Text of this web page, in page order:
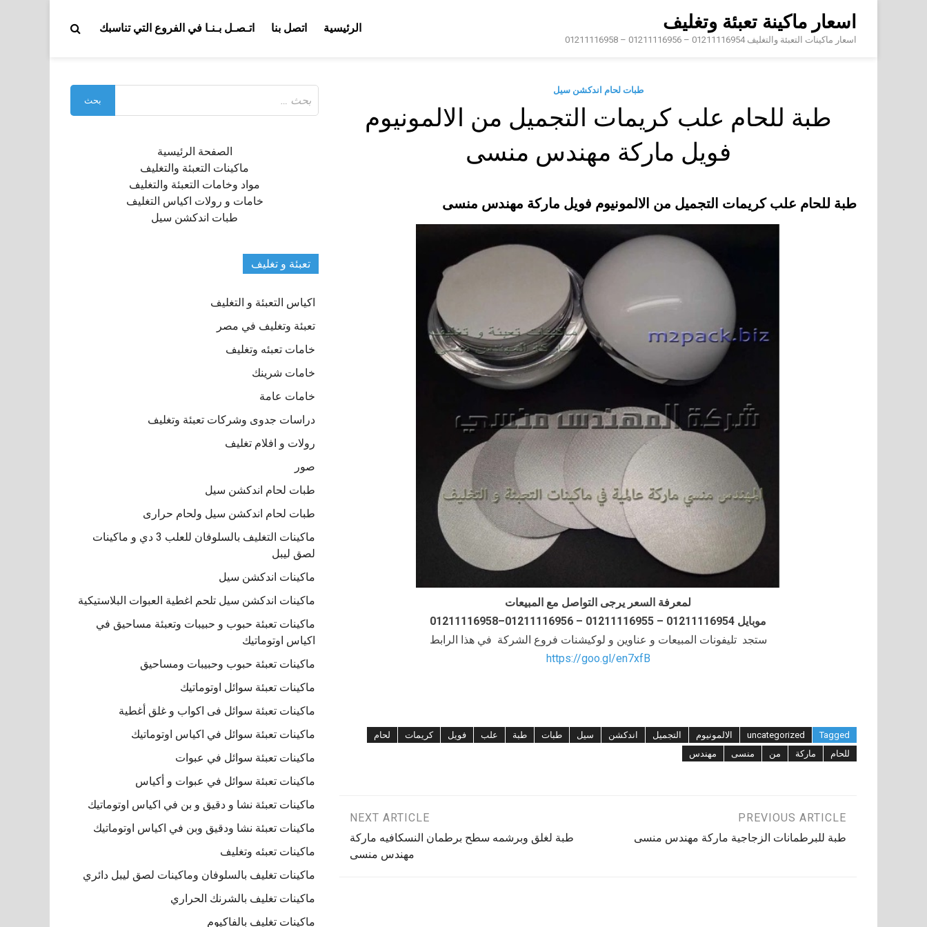
content
اسعار ماكينة تعبئة وتغليف
اسعار ماكينات التعبئة والتغليف 01211116954 – 01211116956 – 01211116958
الرئيسية اتصل بنا اتـصـل بـنـا في الفروع التي تناسبك
طبات لحام اندكشن سيل
طبة للحام علب كريمات التجميل من الالمونيوم
فويل ماركة مهندس منسى
طبة للحام علب كريمات التجميل من الالمونيوم فويل ماركة مهندس منسى
لمعرفة السعر يرجى التواصل مع المبيعات
موبايل 01211116954 – 01211116955 – 01211116956–01211116958
ستجد تليفونات المبيعات و عناوين و لوكيشنات فروع الشركة في هذا الرابط
https://goo.gl/en7xfB
Tagged
uncategorized الالمونيوم التجميل اندكشن سيل طبات طبة علب فويل كريمات
لحام
للحام
ماركة من منسى مهندس
تصفّح
PREVIOUS ARTICLE
طبة للبرطمانات الزجاجية ماركة مهندس منسى
NEXT ARTICLE
طبة لغلق وبرشمه سطح برطمان النسكافيه ماركة
مهندس منسى
عن:
الصفحة الرئيسية
ماكينات التعبئة والتغليف
مواد وخامات التعبئة والتغليف
خامات و رولات اكياس التغليف
طبات اندكشن سيل
تعبئة و تغليف
اكياس التعبئة و التغليف
تعبئة وتغليف في مصر
خامات تعبئه وتغليف
خامات شرينك
خامات عامة
دراسات جدوى وشركات تعبئة وتغليف
رولات و افلام تغليف
صور
طبات لحام اندكشن سيل
طبات لحام اندكشن سيل ولحام حرارى
ماكينات التغليف بالسلوفان للعلب 3 دي و ماكينات
لصق ليبل
ماكينات اندكشن سيل
ماكينات اندكشن سيل تلحم اغطية العبوات البلاستيكية
ماكينات تعبئة حبوب و حبيبات وتعبئة مساحيق في
اكياس اوتوماتيك
ماكينات تعبئة حبوب وحبيبات ومساحيق
ماكينات تعبئة سوائل اوتوماتيك
ماكينات تعبئة سوائل فى اكواب و غلق أغطية
ماكينات تعبئة سوائل في اكياس اوتوماتيك
ماكينات تعبئة سوائل في عبوات
ماكينات تعبئة سوائل في عبوات و أكياس
ماكينات تعبئة نشا و دقيق و بن في اكياس اوتوماتيك
ماكينات تعبئة نشا ودقيق وبن في اكياس اوتوماتيك
ماكينات تعبئه وتغليف
ماكينات تغليف بالسلوفان وماكينات لصق ليبل دائري
ماكينات تغليف بالشرنك الحراري
ماكينات تغليف بالفاكيوم